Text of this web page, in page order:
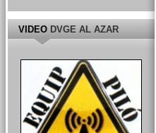
VIDEODVGE AL AZAR